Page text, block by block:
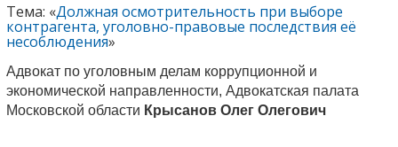
Тема: «Должная осмотрительность при выборе
контрагента, уголовно-правовые последствия её
несоблюдения»
Адвокат по уголовным делам коррупционной и
экономической направленности, Адвокатская палата
Московской области Крысанов Олег Олегович